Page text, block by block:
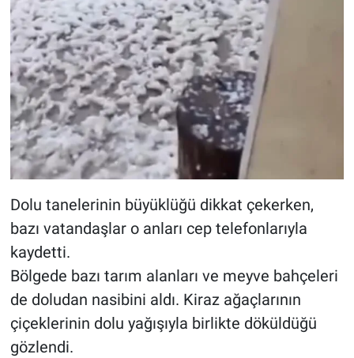
Dolu tanelerinin büyüklüğü dikkat çekerken,
bazı vatandaşlar o anları cep telefonlarıyla
kaydetti.
Bölgede bazı tarım alanları ve meyve bahçeleri
de doludan nasibini aldı. Kiraz ağaçlarının
çiçeklerinin dolu yağışıyla birlikte döküldüğü
gözlendi.